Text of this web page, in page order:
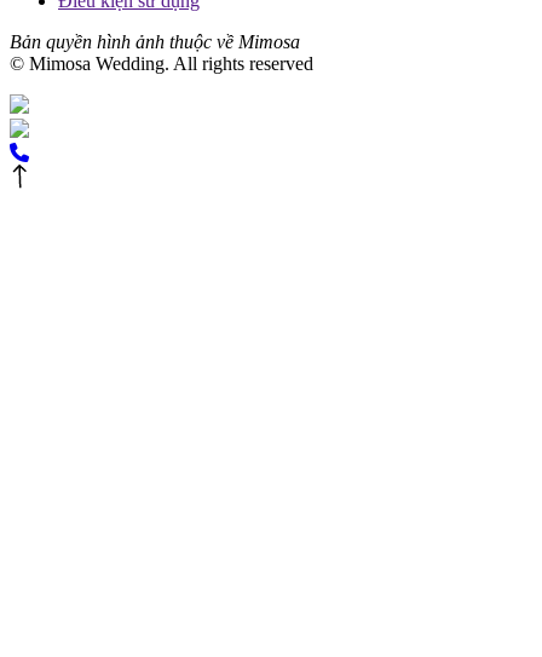
Bản quyền hình ảnh thuộc về Mimosa
© Mimosa Wedding. All rights reserved